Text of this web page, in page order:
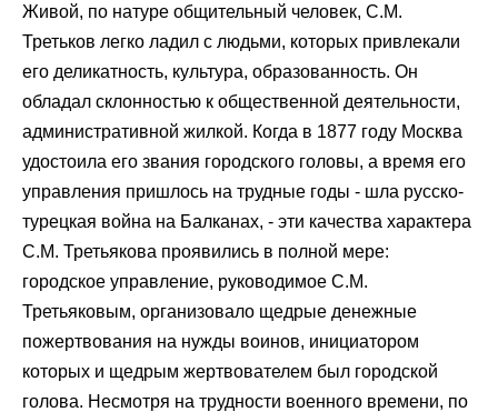
Живой, по натуре общительный человек, С.М.
Третьков легко ладил с людьми, которых привлекали
его деликатность, культура, образованность. Он
обладал склонностью к общественной деятельности,
административной жилкой. Когда в 1877 году Москва
удостоила его звания городского головы, а время его
управления пришлось на трудные годы - шла русско-
турецкая война на Балканах, - эти качества характера
С.М. Третьякова проявились в полной мере:
городское управление, руководимое С.М.
Третьяковым, организовало щедрые денежные
пожертвования на нужды воинов, инициатором
которых и щедрым жертвователем был городской
голова. Несмотря на трудности военного времени, по